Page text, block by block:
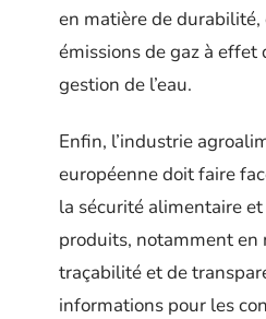
en matière de
émissions de gaz à effet
gestion de l’eau.
Enfin, l’industrie
européenne doit faire
la sécurité alimentaire
produits, notamment en
traçabilité et de
informations pour les